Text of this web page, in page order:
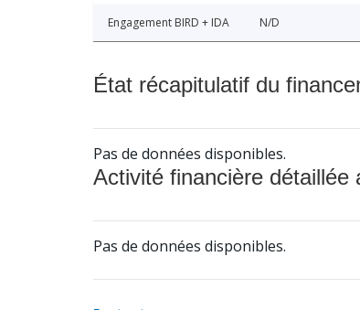
Engagement BIRD + IDA N/D
État récapitulatif du
Pas de données disponibles.
Activité financière détaillée
Pas de données disponibles.